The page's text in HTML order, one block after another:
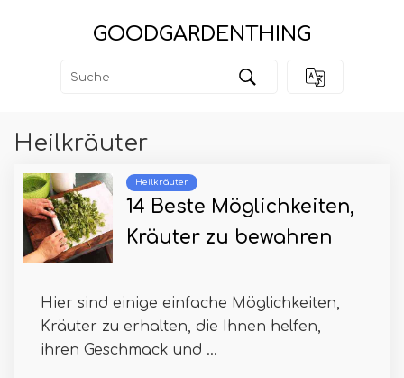
GOODGARDENTHING
Heilkräuter
Heilkräuter
14 Beste Möglichkeiten,
Kräuter zu bewahren
Hier sind einige einfache Möglichkeiten,
Kräuter zu erhalten, die Ihnen helfen,
ihren Geschmack und ...